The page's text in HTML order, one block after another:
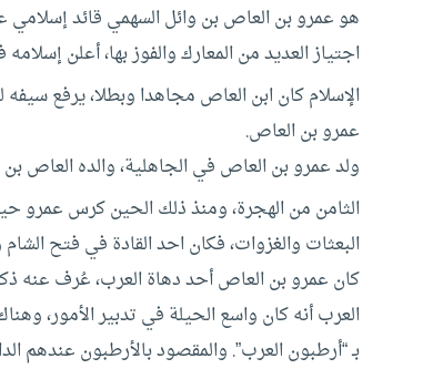
هو عمرو بن العاص بن وائل السهمي قائد إسلامي
اجتياز العديد من المعارك والفوز بها، أعلن
الإسلام كان ابن العاص مجاهدا وبطلا، يرفع
عمرو بن العاص.
ولد عمرو بن العاص في الجاهلية، والده العاص
الثامن من الهجرة، ومنذ ذلك الحين كرس عمرو
البعثات والغزوات، فكان احد القادة في فتح
كان عمرو بن العاص أحد دهاة العرب، عُرف عنه
العرب أنه كان واسع الحيلة في تدبير الأمور،
بـ “أرطبون العرب”. والمقصود بالأرطبون عندهم